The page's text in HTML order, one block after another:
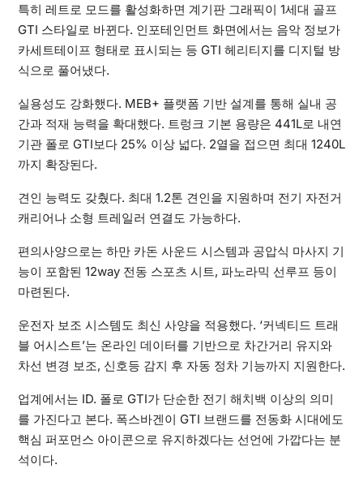
특히 레트로 모드를 활성화하면 계기판 그래픽이 1세대 골프
GTI 스타일로 바뀐다. 인포테인먼트 화면에서는 음악 정보가
카세트테이프 형태로 표시되는 등 GTI 헤리티지를 디지털 방
식으로 풀어냈다.
실용성도 강화했다. MEB+ 플랫폼 기반 설계를 통해 실내 공
간과 적재 능력을 확대했다. 트렁크 기본 용량은 441L로 내연
기관 폴로 GTI보다 25% 이상 넓다. 2열을 접으면 최대 1240L
까지 확장된다.
견인 능력도 갖췄다. 최대 1.2톤 견인을 지원하며 전기 자전거
캐리어나 소형 트레일러 연결도 가능하다.
편의사양으로는 하만 카돈 사운드 시스템과 공압식 마사지 기
능이 포함된 12way 전동 스포츠 시트, 파노라믹 선루프 등이
마련된다.
운전자 보조 시스템도 최신 사양을 적용했다. ‘커넥티드 트래
블 어시스트’는 온라인 데이터를 기반으로 차간거리 유지와
차선 변경 보조, 신호등 감지 후 자동 정차 기능까지 지원한다.
업계에서는 ID. 폴로 GTI가 단순한 전기 해치백 이상의 의미
를 가진다고 본다. 폭스바겐이 GTI 브랜드를 전동화 시대에도
핵심 퍼포먼스 아이콘으로 유지하겠다는 선언에 가깝다는 분
석이다.